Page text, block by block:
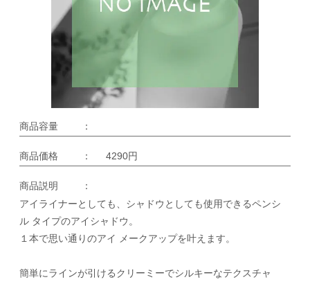
商品容量 ：
商品価格 ： 4290円
商品説明
：
アイライナーとしても、シャドウとしても使用できるペンシ
ル タイプのアイシャドウ。
１本で思い通りのアイ メークアップを叶えます。
簡単にラインが引けるクリーミーでシルキーなテクスチャ